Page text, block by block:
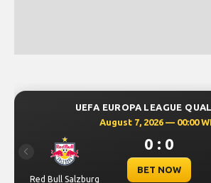
UEFA EUROPA LEAGUE
August 7, 2026 — 00:00
Red Bull Salzburg
0 : 0
BET NOW
Previous